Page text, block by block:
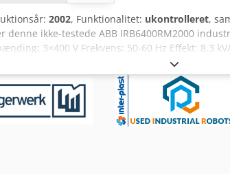
2002, Funktionalitet: ukontrolleret,
denne ikke-testede ABB IRB6400RM2000
3×400 V Frekvens: 50-60 Hz Effekt: 8,3
Hxzjroha Fremstillingsdato: 2002-02-15
tilslutningskabel. Robotten er ikke testet og
yderligere oplysninger, er du velkommen til at